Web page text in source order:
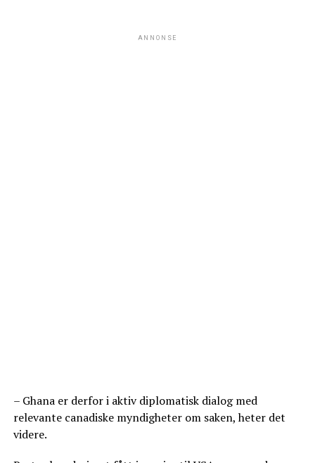
ANNONSE
– Ghana er derfor i aktiv diplomatisk dialog med
relevante canadiske myndigheter om saken, heter det
videre.